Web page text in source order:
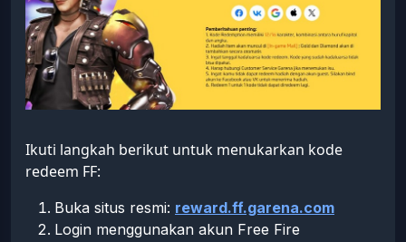
Ikuti langkah berikut untuk menukarkan kode
redeem FF:
Buka situs resmi: reward.ff.garena.com
Login menggunakan akun Free Fire